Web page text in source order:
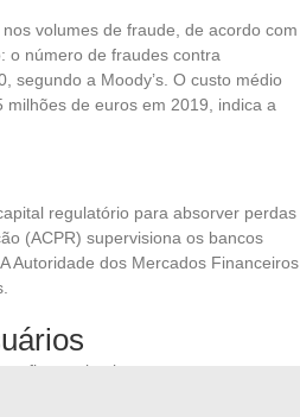
volumes de fraude, de acordo com
o número de fraudes contra
segundo a Moody’s. O custo médio
de euros em 2019, indica a
regulatório para absorver perdas
(ACPR) supervisiona os bancos
Autoridade dos Mercados Financeiros
simples: